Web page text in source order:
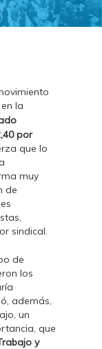
la
por
que lo
muy
de
sindical.
de
los
además,
un
que
y